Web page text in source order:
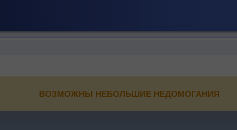
ВОЗМОЖНЫ НЕБОЛЬШИЕ НЕДОМОГАНИЯ